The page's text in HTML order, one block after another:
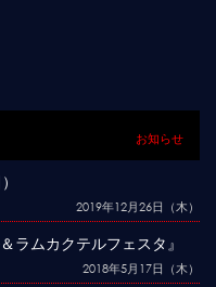
お知らせ
2019年12月26日（木）
ラムカクテルフェスタ』
2018年5月17日（木）